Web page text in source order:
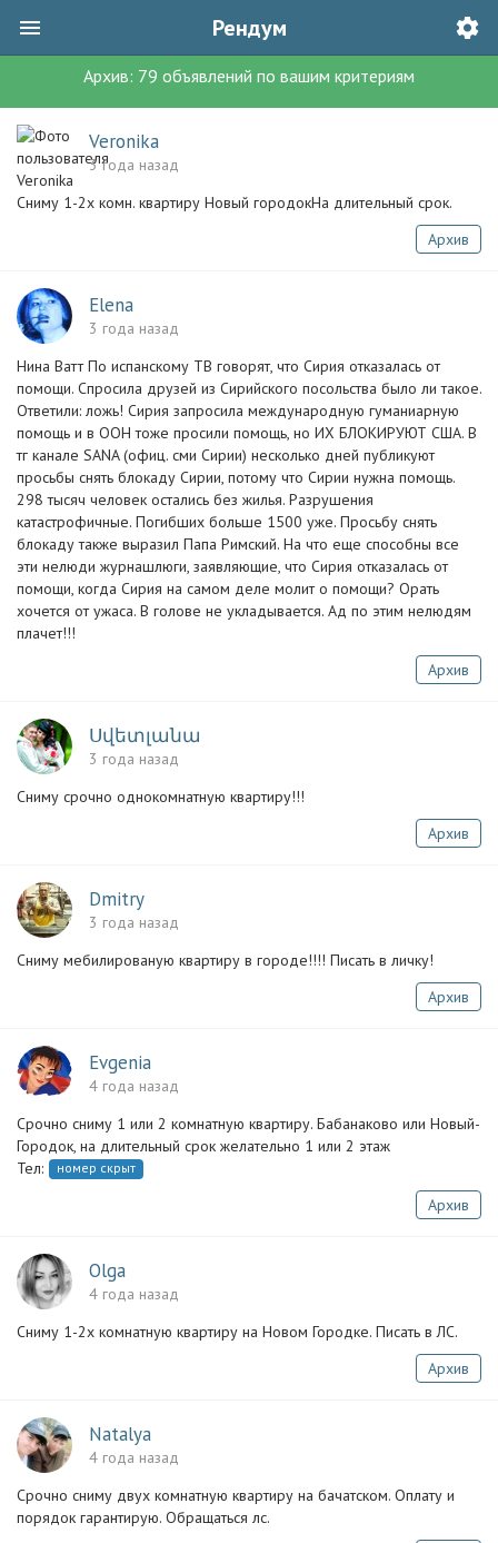
Рендум
Архив: 79 объявлений по вашим критериям
Veronika
3 года назад
Сниму 1-2х комн. квартиру Новый городокНа длительный срок.
Архив
Elena
3 года назад
Нина Ватт По испанскому ТВ говорят, что Сирия отказалась от
помощи. Спросила друзей из Сирийского посольства было ли такое.
Ответили: ложь! Сирия запросила международную гуманиарную
помощь и в ООН тоже просили помощь, но ИХ БЛОКИРУЮТ США. В
тг канале SANA (офиц. сми Сирии) несколько дней публикуют
просьбы снять блокаду Сирии, потому что Сирии нужна помощь.
298 тысяч человек остались без жилья. Разрушения
катастрофичные. Погибших больше 1500 уже. Просьбу снять
блокаду также выразил Папа Римский. На что еще способны все
эти нелюди журнашлюги, заявляющие, что Сирия отказалась от
помощи, когда Сирия на самом деле молит о помощи? Орать
хочется от ужаса. В голове не укладывается. Ад по этим нелюдям
плачет!!!
Архив
Սվետլանա
3 года назад
Сниму срочно однокомнатную квартиру!!!
Архив
Dmitry
3 года назад
Сниму мебилированую квартиру в городе!!!! Писать в личку!
Архив
Evgenia
4 года назад
Срочно сниму 1 или 2 комнатную квартиру. Бабанаково или Новый-
Городок, на длительный срок желательно 1 или 2 этаж
Тел:
номер скрыт
Архив
Olga
4 года назад
Сниму 1-2х комнатную квартиру на Новом Городке. Писать в ЛС.
Архив
Natalya
4 года назад
Срочно сниму двух комнатную квартиру на бачатском. Оплату и
порядок гарантирую. Обращаться лс.